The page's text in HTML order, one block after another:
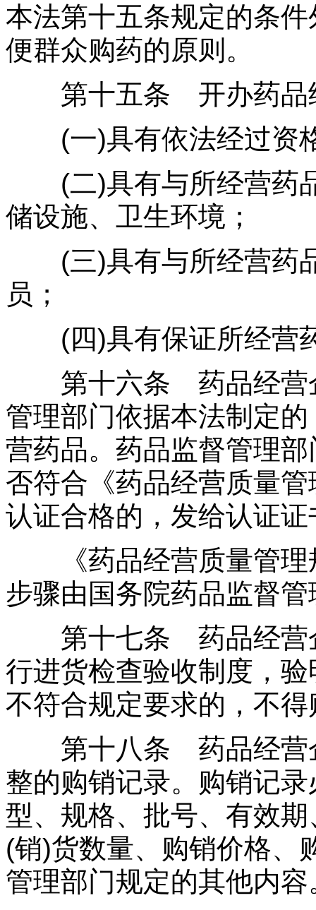
本法第十五条规定的条
便群众购药的原则。
第十五条 开办药品经
(一)具有依法经过资
(二)具有与所经营药
储设施、卫生环境；
(三)具有与所经营药
员；
(四)具有保证所经营
第十六条 药品经营企
管理部门依据本法制定
营药品。药品监督管理
否符合《药品经营质量
认证合格的，发给认证证
《药品经营质量管理
步骤由国务院药品监督
第十七条 药品经营企
行进货检查验收制度，
不符合规定要求的，不得
第十八条 药品经营企
整的购销记录。购销记
型、规格、批号、有效
(销)货数量、购销价格、
管理部门规定的其他内容